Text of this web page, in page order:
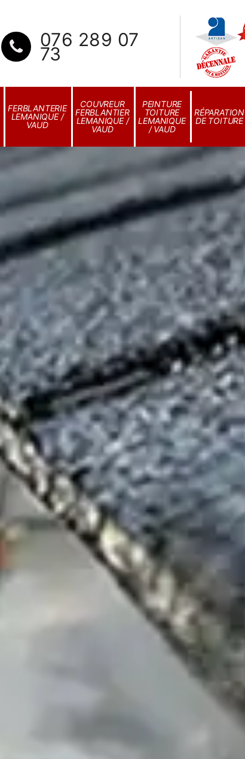
076 289 07
73
FERBLANTERIE
LEMANIQUE /
VAUD
COUVREUR
FERBLANTIER
LEMANIQUE /
VAUD
PEINTURE
TOITURE
LEMANIQUE
/ VAUD
RÉPARATION
DE TOITURE